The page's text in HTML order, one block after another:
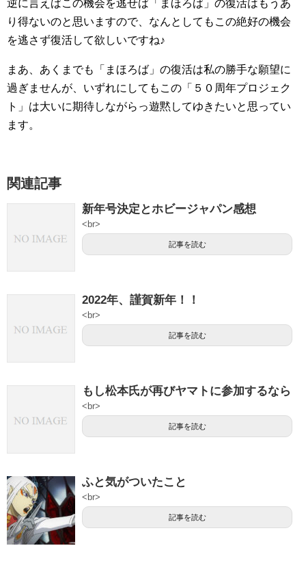
逆に言えばこの機会を逃せば「まほろば」の復活はもうあ
り得ないのと思いますので、なんとしてもこの絶好の機会
を逃さず復活して欲しいですね♪
まあ、あくまでも「まほろば」の復活は私の勝手な願望に
過ぎませんが、いずれにしてもこの「５０周年プロジェク
ト」は大いに期待しながらっ遊黙してゆきたいと思ってい
ます。
関連記事
新年号決定とホビージャパン感想
<br>
記事を読む
2022年、謹賀新年！！
<br>
記事を読む
もし松本氏が再びヤマトに参加するなら
<br>
記事を読む
ふと気がついたこと
<br>
記事を読む